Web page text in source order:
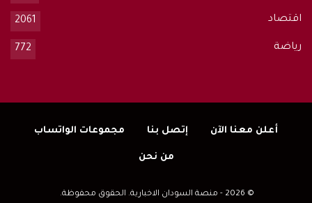
اقتصاد 2061
رياضة 772
أعلن معنا الآن إتصل بنا مجموعات الواتساب
من نحن
© 2026 - منصة السودان الاخبارية. الحقوق محفوظة.